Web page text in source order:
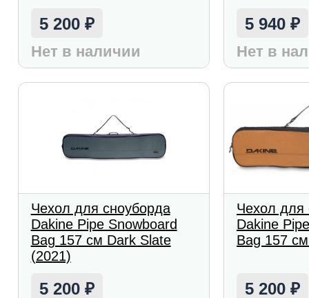
5 200 ₽
Нет в наличии
5 940₽
Нет в
Чехол для сноуборда
Dakine Pipe Snowboard
Bag 157 см Dark Slate
(2021)
5 200 ₽
Чехол для
Dakine
Bag 157
5 200₽